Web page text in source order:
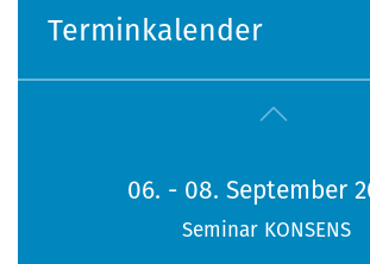
Terminkalender
06. - 08. September
Seminar KONSENS